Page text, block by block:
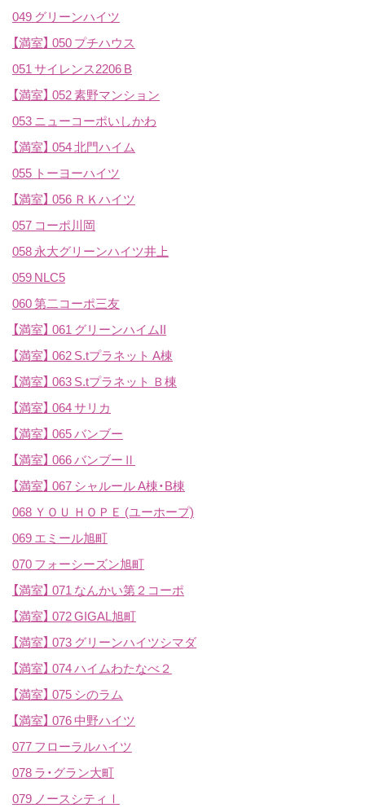
049 グリーンハイツ
【満室】 050 プチハウス
051 サイレンス2206 B
【満室】 052 素野マンション
053 ニューコーポいしかわ
【満室】 054 北門ハイム
055 トーヨーハイツ
【満室】 056 ＲＫハイツ
057 コーポ川岡
058 永大グリーンハイツ井上
059 NLC5
060 第二コーポ三友
【満室】 061 グリーンハイムII
【満室】 062 S.tプラネット A棟
【満室】 063 S.tプラネット Ｂ棟
【満室】 064 サリカ
【満室】 065 バンブー
【満室】 066 バンブーⅡ
【満室】 067 シャルール A棟・B棟
068 ＹＯＵ ＨＯＰＥ (ユーホープ)
069 エミール旭町
070 フォーシーズン旭町
【満室】 071 なんかい第２コーポ
【満室】 072 GIGAL旭町
【満室】 073 グリーンハイツシマダ
【満室】 074 ハイムわたなべ２
【満室】 075 シのラム
【満室】 076 中野ハイツ
077 フローラルハイツ
078 ラ・グラン大町
079 ノースシティⅠ